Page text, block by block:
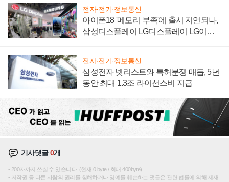
전자·전기·정보통신
아이폰18 '메모리 부족'에 출시 지연되나,
삼성디스플레이 LG디스플레이 LG이노
전자·전기·정보통신
삼성전자 넷리스트와 특허분쟁 매듭, 5년
동안 최대 1.3조 라이선스비 지급
기사댓글0개
200자까지 쓰실 수 있습니다. (현재 0 byte / 최대 400byte)
저작권 등 다른 사람의 권리를 침해하거나 명예를 훼손하는 댓글은 관련 법률에 의해 제재